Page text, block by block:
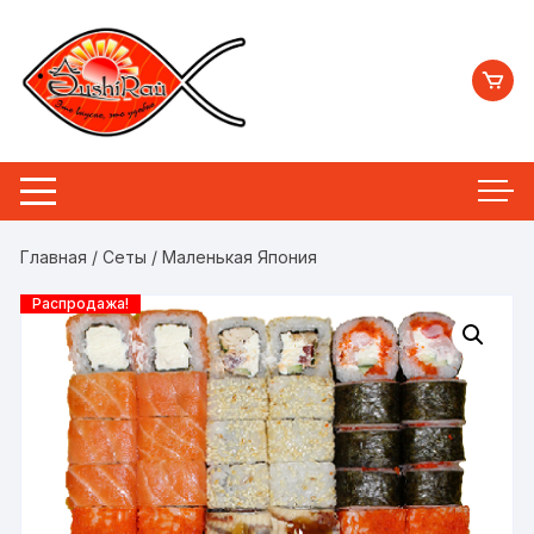
содержимому
Главная /Сеты / Маленькая Япония
Распродажа!